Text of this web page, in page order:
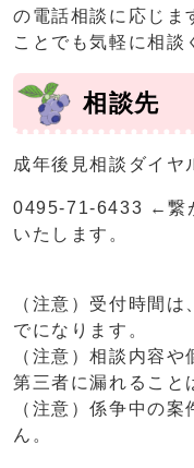
の電話相談に応じま
ことでも気軽に相談
相談先
成年後見相談ダイ
0495-71-6433 ←繋
いたします。
（注意）受付時間
でになります。
（注意）相談内容
第三者に漏れること
（注意）係争中の
ん。